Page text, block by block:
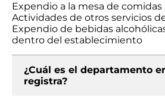
Expendio a la mesa de comidas
Actividades de otros servicios
Expendio de bebidas
dentro del establecimiento
¿Cuál es el departamento
registra?